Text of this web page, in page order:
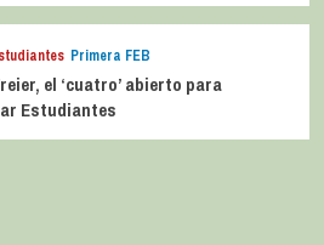
Primera FEB
el ‘cuatro’ abierto para
Estudiantes